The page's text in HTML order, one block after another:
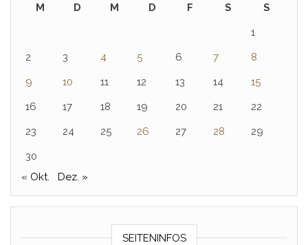
M
D M D F S
S
1
2
3 4 5 6 7
8
9
10 11 12 13 14
15
16
17 18 19 20 21
22
23
24 25 26 27 28
29
30
« Okt.
Dez. »
SEITENINFOS